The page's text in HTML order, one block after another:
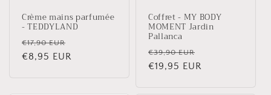
Crème mains parfumée
- TEDDYLAND
Prix
habituel
€17,90 EUR
€8,95 EUR
Coffret - MY BODY
MOMENT Jardin
Pallanca
Prix
habituel
€39,90 EUR
promotionnel
€19,95 EUR